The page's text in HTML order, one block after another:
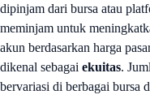
dipinjam dari bursa atau
meminjam untuk
akun berdasarkan harga
dikenal sebagai ekuitas.
bervariasi di berbagai bursa